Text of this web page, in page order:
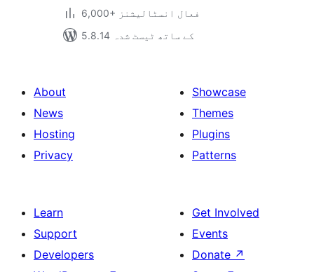
6,000+ فعال انسٹالیشنز
5.8.14 کے ساتھ ٹیسٹ شدہ
About
News
Hosting
Privacy
Showcase
Themes
Plugins
Patterns
Learn
Support
Developers
Get Involved
Events
Donate ↗